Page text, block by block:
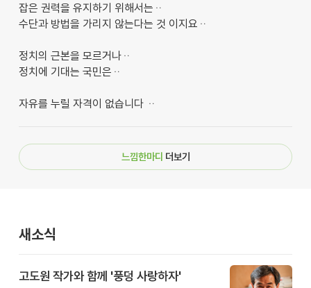
잡은 권력을 유지하기 위해서는ᆢ
수단과 방법을 가리지 않는다는 것 이지요ᆢ
정치의 근본을 모르거나ᆢ
정치에 기대는 국민은ᆢ
자유를 누릴 자격이 없습니다 ᆢ
느낌한마디 더보기
새소식
고도원 작가와 함께 '풍덩 사랑하자'